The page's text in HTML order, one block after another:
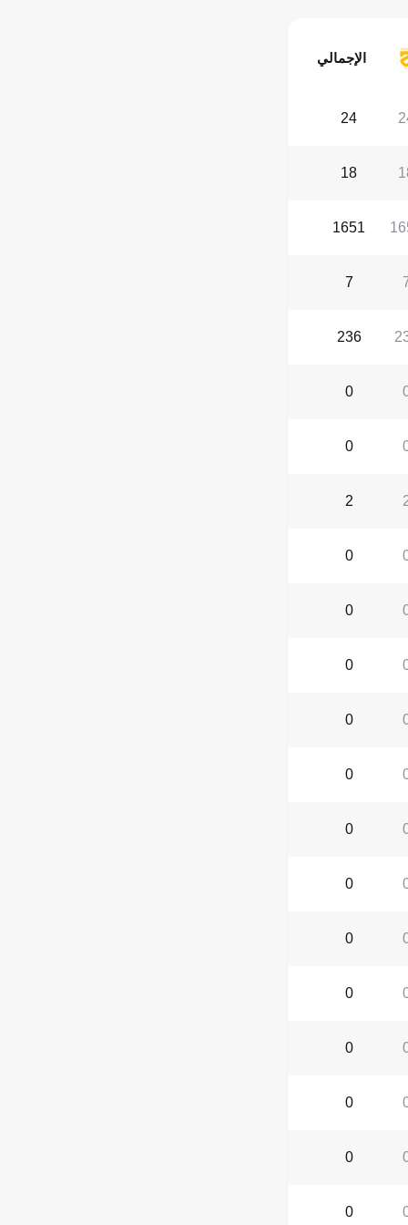
الإجمالي
24
18
1651
7
236
0
0
2
0
0
0
0
0
0
0
0
0
0
0
0
0